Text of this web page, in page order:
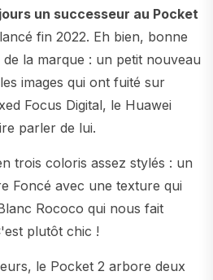
un successeur au Pocket
fin 2022. Eh bien, bonne
la marque : un petit nouveau
images qui ont fuité sur
Focus Digital, le Huawei
parler de lui.
trois coloris assez stylés : un
Foncé avec une texture qui
Rococo qui nous fait
plutôt chic !
le Pocket 2 arbore deux